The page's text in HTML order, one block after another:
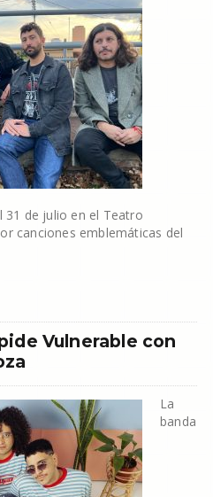
31 de julio en el Teatro
canciones emblemáticas del
Vulnerable con
La
banda